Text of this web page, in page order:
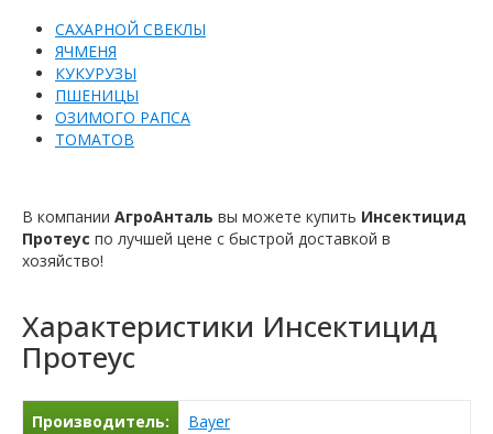
САХАРНОЙ СВЕКЛЫ
ЯЧМЕНЯ
КУКУРУЗЫ
ПШЕНИЦЫ
ОЗИМОГО РАПСА
ТОМАТОВ
В компании АгроАнталь вы можете купить Инсектицид
Протеус по лучшей цене с быстрой доставкой в ​​
хозяйство!
Характеристики Инсектицид
Протеус
Производитель: Bayer